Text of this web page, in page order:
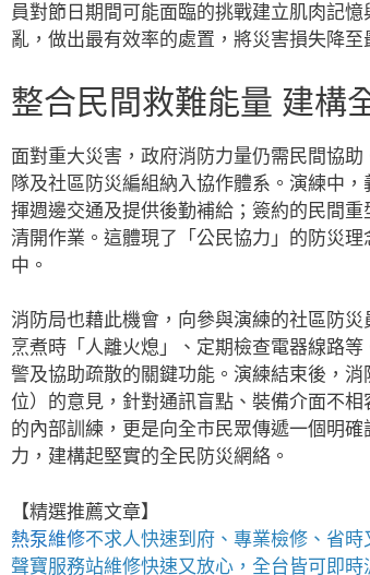
員對節日期間可能面臨的挑戰建立肌肉記
亂，做出最有效率的處置，將災害損失降至
整合民間救難能量 建構
面對重大災害，政府消防力量仍需民間協
隊及社區防災編組納入協作體系。演練中
揮週邊交通及提供後勤補給；簽約的民間
清開作業。這體現了「公民協力」的防災
中。
消防局也藉此機會，向參與演練的社區防
烹煮時「人離火熄」、定期檢查電器線路
警及協助疏散的關鍵功能。演練結束後，
位）的意見，針對通訊盲點、裝備介面不
的內部訓練，更是向全市民眾傳遞一個明
力，建構起堅實的全民防災網絡。
【精選推薦文章】
熱泵維修不求人快速到府、專業檢修、省時
聲寶服務站維修快速又放心，全台皆可即時